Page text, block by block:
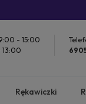
- 15:00
Rękawiczki